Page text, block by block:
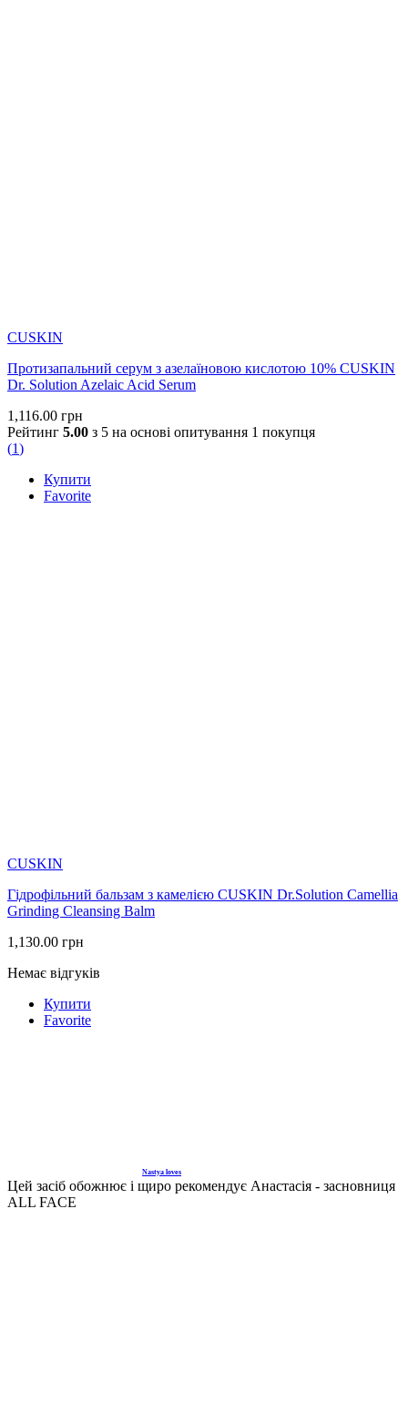
дерматологічну експертизу та доведену ефективність у роботі
зі складними станами шкіри.
CUSKIN
Протизапальний серум з азелаїновою кислотою 10% CUSKIN
Dr. Solution Azelaic Acid Serum
1,116.00 грн
Рейтинг 5.00 з 5 на основі опитування 1 покупця
(1)
Купити
Favorite
CUSKIN
Гідрофільний бальзам з камелією CUSKIN Dr.Solution Camellia
Grinding Cleansing Balm
1,130.00 грн
Немає відгуків
Купити
Favorite
Nastya loves
Цей засіб обожнює і щиро рекомендує Анастасія - засновниця
ALL FACE